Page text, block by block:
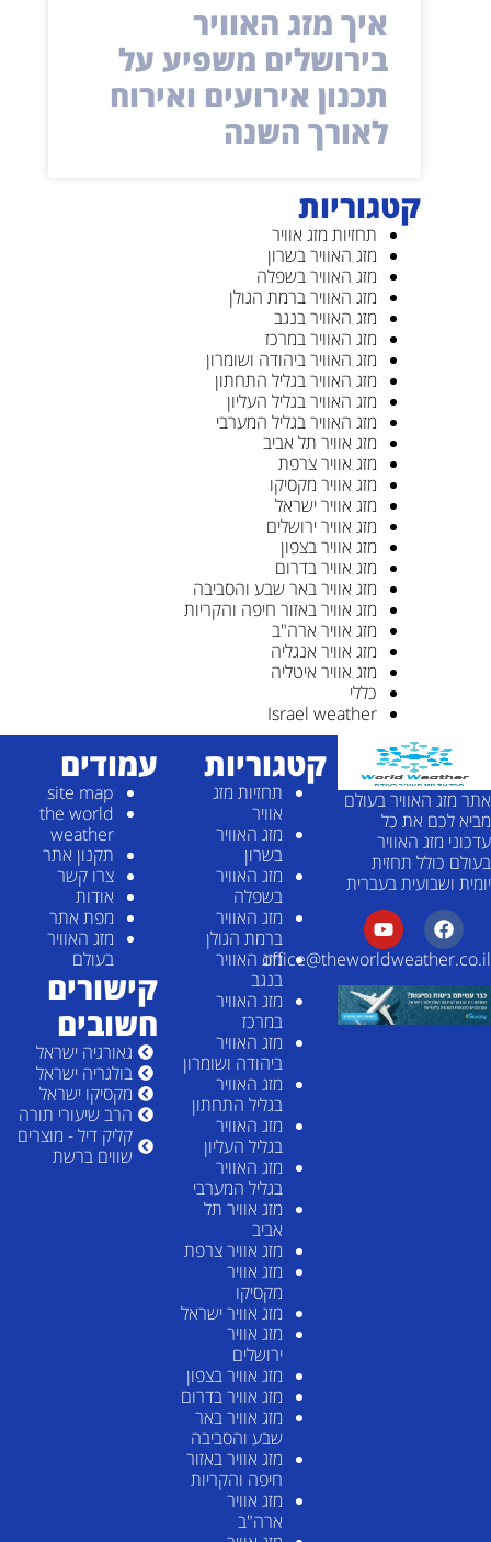
איך מזג האוויר
בירושלים משפיע על
תכנון אירועים ואירוח
לאורך השנה
קטגוריות
תחזיות מזג אוויר
מזג האוויר בשרון
מזג האוויר בשפלה
מזג האוויר ברמת הגולן
מזג האוויר בנגב
מזג האוויר במרכז
מזג האוויר ביהודה ושומרון
מזג האוויר בגליל התחתון
מזג האוויר בגליל העליון
מזג האוויר בגליל המערבי
מזג אוויר תל אביב
מזג אוויר צרפת
מזג אוויר מקסיקו
מזג אוויר ישראל
מזג אוויר ירושלים
מזג אוויר בצפון
מזג אוויר בדרום
מזג אוויר באר שבע והסביבה
מזג אוויר באזור חיפה והקריות
מזג אוויר ארה"ב
מזג אוויר אנגליה
מזג אוויר איטליה
כללי
Israel weather
אתר מזג האוויר בעולם
מביא לכם את כל
עדכוני מזג האוויר
בעולם כולל תחזית
יומית ושבועית בעברית
office@theworldweather.co.il
קטגוריות
תחזיות מזג
אוויר
מזג האוויר
בשרון
מזג האוויר
בשפלה
מזג האוויר
ברמת הגולן
מזג האוויר
בנגב
מזג האוויר
במרכז
מזג האוויר
ביהודה ושומרון
מזג האוויר
בגליל התחתון
מזג האוויר
בגליל העליון
מזג האוויר
בגליל המערבי
מזג אוויר תל
אביב
מזג אוויר צרפת
מזג אוויר
מקסיקו
מזג אוויר ישראל
מזג אוויר
ירושלים
מזג אוויר בצפון
מזג אוויר בדרום
מזג אוויר באר
שבע והסביבה
מזג אוויר באזור
חיפה והקריות
מזג אוויר
ארה"ב
עמודים
site map
the world
weather
תקנון אתר
צרו קשר
אודות
מפת אתר
מזג האוויר
בעולם
קישורים
חשובים
גאורגיה ישראל
בולגריה ישראל
מקסיקו ישראל
הרב שיעורי תורה
קליק דיל - מוצרים
שווים ברשת